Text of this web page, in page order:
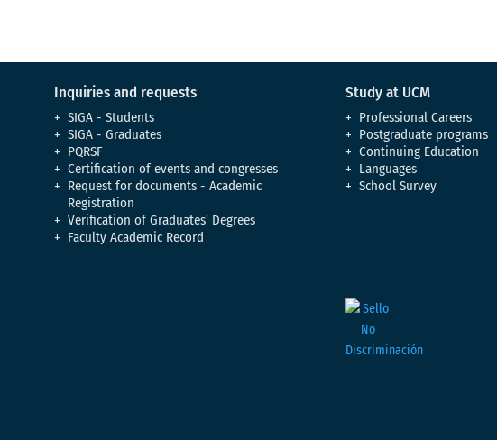
Inquiries and requests
SIGA - Students
SIGA - Graduates
PQRSF
Certification of events and congresses
Request for documents - Academic
Registration
Verification of Graduates' Degrees
Faculty Academic Record
Study at UCM
Professional Careers
Postgraduate programs
Continuing Education
Languages
School Survey